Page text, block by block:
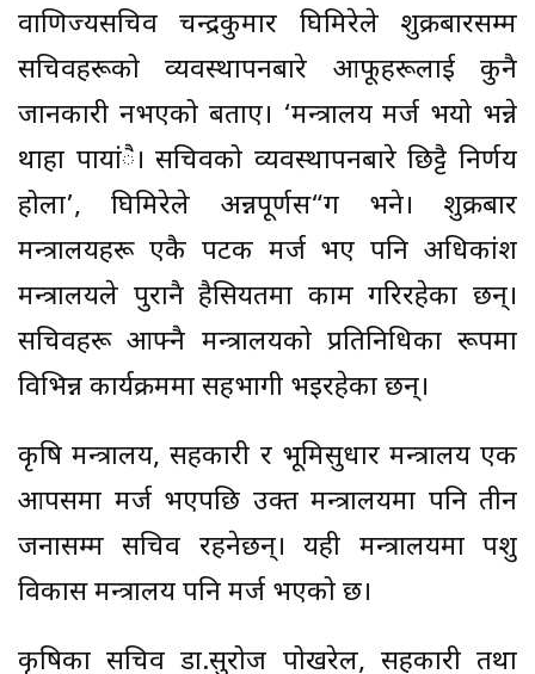
वाणिज्यसचिव चन्द्रकुमार घिमिरेले शुक्रबारसम्म
सचिवहरूको व्यवस्थापनबारे आफूहरूलाई कुनै
जानकारी नभएको बताए। ‘मन्त्रालय मर्ज भयो भन्ने
थाहा पायांै। सचिवको व्यवस्थापनबारे छिट्टै निर्णय
होला’, घिमिरेले अन्नपूर्णस“ग भने। शुक्रबार
मन्त्रालयहरू एकै पटक मर्ज भए पनि अधिकांश
मन्त्रालयले पुरानै हैसियतमा काम गरिरहेका छन्।
सचिवहरू आफ्नै मन्त्रालयको प्रतिनिधिका रूपमा
विभिन्न कार्यक्रममा सहभागी भइरहेका छन्।
कृषि मन्त्रालय, सहकारी र भूमिसुधार मन्त्रालय एक
आपसमा मर्ज भएपछि उक्त मन्त्रालयमा पनि तीन
जनासम्म सचिव रहनेछन्। यही मन्त्रालयमा पशु
विकास मन्त्रालय पनि मर्ज भएको छ।
कृषिका सचिव डा.सुरोज पोखरेल, सहकारी तथा